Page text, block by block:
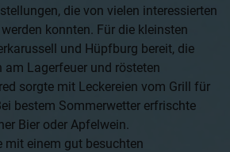
die von vielen interessierten
konnten. Für die kleinsten
und Hüpfburg bereit, die
am Lagerfeuer und rösteten
sorgte mit Leckereien vom Grill für
bestem Sommerwetter erfrischte
Bier oder Apfelwein.
mit einem gut besuchten